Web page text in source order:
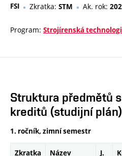
FSI Zkratka: STM Ak. rok:
Program: Strojírenská
Struktura předmětů
kreditů (studijní plán)
1. ročník, zimní semestr
Zkratka Název J.